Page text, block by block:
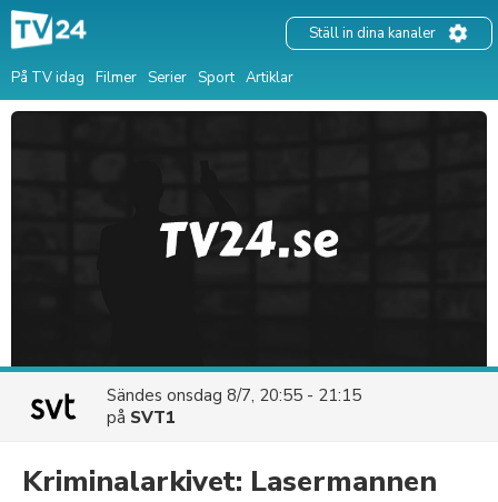
På TV idag Filmer Serier Sport Artiklar
Ställ in dina kanaler
Sändes onsdag 8/7, 20:55 - 21:15
på SVT1
Kriminalarkivet: Lasermannen